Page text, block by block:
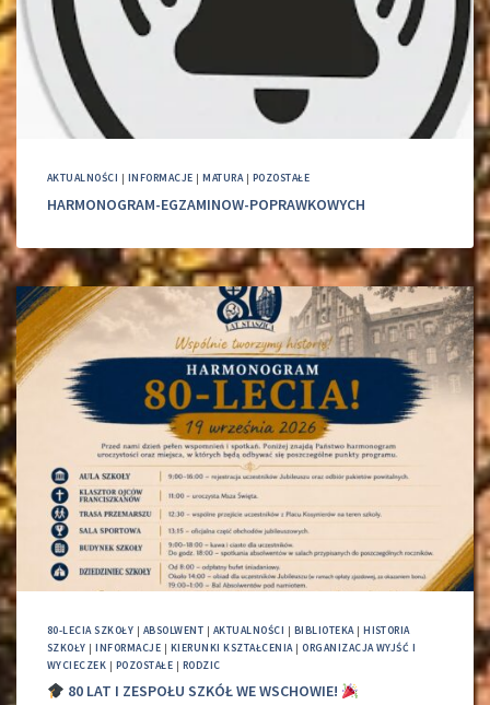
AKTUALNOŚCI | INFORMACJE |MATURA| POZOSTAŁE
HARMONOGRAM-EGZAMINOW-POPRAWKOWYCH
80-LECIA SZKOŁY | ABSOLWENT | AKTUALNOŚCI | BIBLIOTEKA |HISTORIA
SZKOŁY |INFORMACJE | KIERUNKI KSZTAŁCENIA |ORGANIZACJA WYJŚĆ I
WYCIECZEK | POZOSTAŁE | RODZIC
80 LAT I ZESPOŁU SZKÓŁ WE WSCHOWIE!